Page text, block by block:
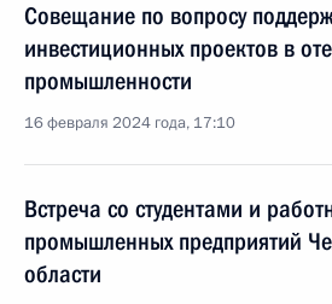
Совещание по вопросу
инвестиционных проектов в
промышленности
16 февраля 2024 года, 17:10
Встреча со студентами и
промышленных предприятий
области